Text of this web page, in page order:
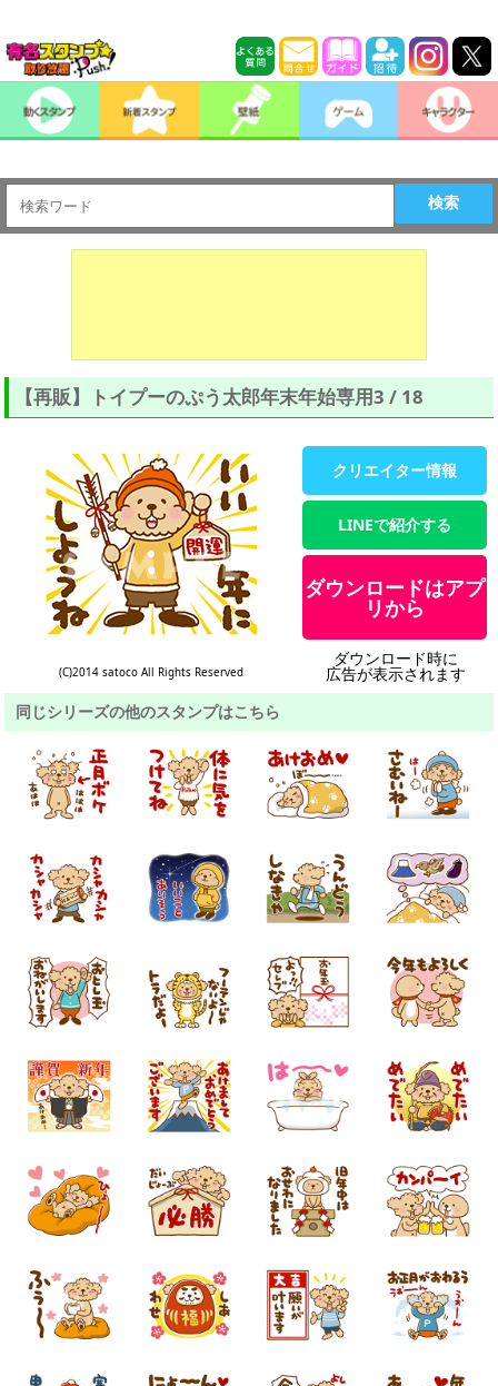
検索
【再販】トイプーのぷう太郎年末年始専用3 / 18
(C)2014 satoco All Rights Reserved
クリエイター情報
LINEで紹介する
ダウンロードはアプ
リから
ダウンロード時に
広告が表示されます
同じシリーズの他のスタンプはこちら